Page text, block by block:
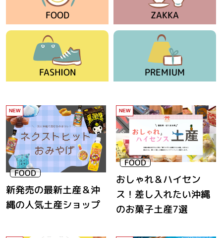
FOOD ZAKKA
FASHION PREMIUM
新発売の最新土産＆沖
縄の人気土産ショップ
おしゃれ＆ハイセン
ス！差し入れたい沖縄
のお菓子土産7選